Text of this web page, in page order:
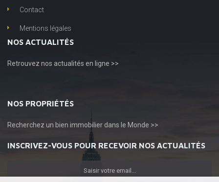
Contact
Mentions légales
NOS ACTUALITÉS
Retrouvez nos actualités en ligne >>
NOS PROPRIÉTÉS
Recherchez un bien immobilier dans le Monde >>
INSCRIVEZ-VOUS POUR RECEVOIR NOS ACTUALITÉS